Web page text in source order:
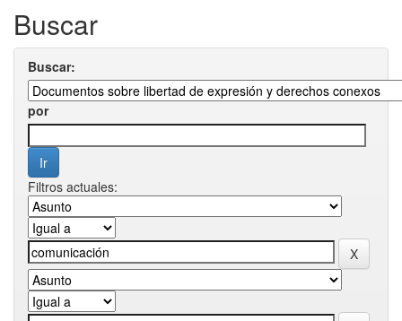
Buscar
Buscar:
por
Filtros actuales: